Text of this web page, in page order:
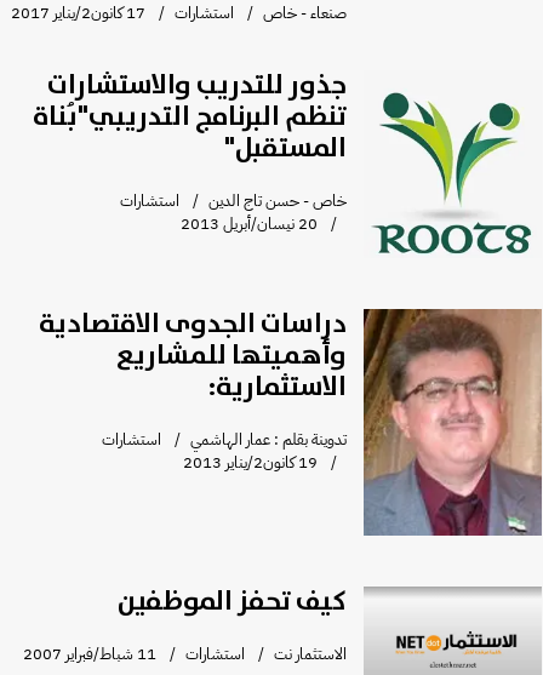
صنعاء - خاص استشارات 17 كانون2/يناير 2017
جذور للتدريب والاستشارات
تنظم البرنامج التدريبي"بُناة
المستقبل"
خاص - حسن تاج الدين
استشارات
20 نيسان/أبريل 2013
دراسات الجدوى الاقتصادية
وأهميتها للمشاريع
الاستثمارية:
تدوينة بقلم : عمار الهاشمي
استشارات
19 كانون2/يناير 2013
كيف تحفز الموظفين
الاستثمار نت استشارات 11 شباط/فبراير 2007